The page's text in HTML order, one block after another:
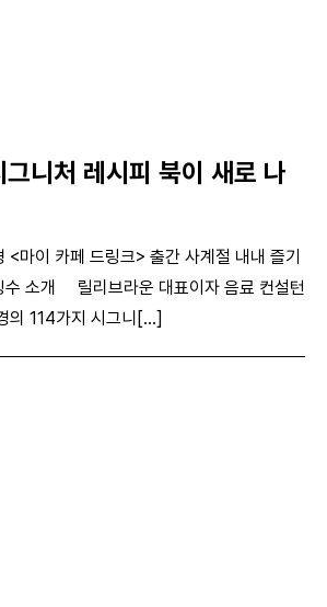
니처 레시피 북이 새로 나
<마이 카페 드링크> 출간 사계절 내내 즐기
수 소개 릴리브라운 대표이자 음료 컨설턴
의 114가지 시그니[...]